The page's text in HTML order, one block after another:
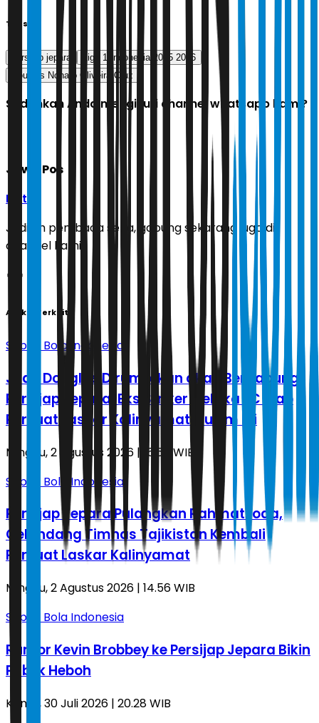
Tags
persijap jepara
Liga 1 Indonesia 2025 2026
Douglas Nonato Oliveira Cruz
Sudahkah Anda mengikuti channel whatsapp kami?
Jawa Pos
Ikuti
Jadilah pembaca setia, gabung sekarang juga di
channel kami!
Artikel Terkait
Sepak Bola Indonesia
Juan Douglas Dirumorkan akan Bergabung
Persijap Jepara, Eks Striker Melaka FC Siap
Perkuat Laskar Kalinyamat Musim Ini
Minggu, 2 Agustus 2026 | 15.50 WIB
Sepak Bola Indonesia
Persijap Jepara Pulangkan Rahmatzoda,
Gelandang Timnas Tajikistan Kembali
Perkuat Laskar Kalinyamat
Minggu, 2 Agustus 2026 | 14.56 WIB
Sepak Bola Indonesia
Rumor Kevin Brobbey ke Persijap Jepara Bikin
Publik Heboh
Kamis, 30 Juli 2026 | 20.28 WIB